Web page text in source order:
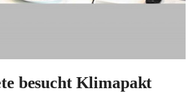
besucht Klimapakt